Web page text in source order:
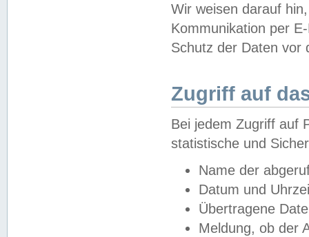
Wir weisen darauf
Kommunikation per
Schutz der Daten vor
Zugriff auf
Bei jedem Zugriff auf
statistische und
Name der
Datum und
Übertragene
Meldung, ob der